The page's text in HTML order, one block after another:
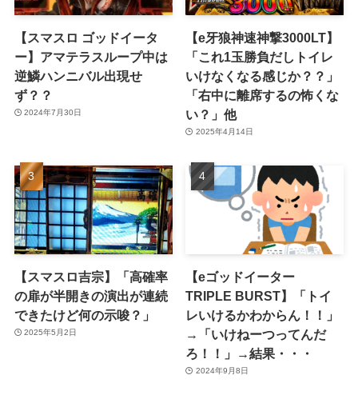
【スマスロ ゴッドイータ
ー】アマテラスループ中は
逆鱗ハンニバル出現せ
ず？？
2024年7月30日
【e牙狼神速神撃3000LT】
「これ1玉勝負だしトイレ
いけなくなる感じか？？」
「右中に離席するの怖くな
い？」他
2025年4月14日
【スマスロ吉宗】「高確率
の扉が半開きの演出が連続
できたけど何の示唆？」
2025年5月2日
【eゴッドイーター
TRIPLE BURST】「トイ
レいけるかわからん！！」
→「いけねーつってんだ
ろ！！」→結果・・・
2024年9月8日